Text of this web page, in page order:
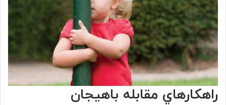
راهكارهاي مقابله باهیجان